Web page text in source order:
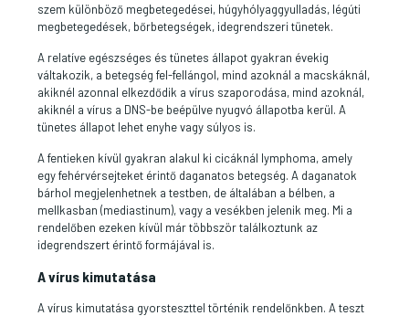
szem különböző megbetegedései, húgyhólyaggyulladás, légúti
megbetegedések, bőrbetegségek, idegrendszeri tünetek.
A relatíve egészséges és tünetes állapot gyakran évekig
váltakozik, a betegség fel-fellángol, mind azoknál a macskáknál,
akiknél azonnal elkezdődik a vírus szaporodása, mind azoknál,
akiknél a vírus a DNS-be beépülve nyugvó állapotba kerül. A
tünetes állapot lehet enyhe vagy súlyos is.
A fentieken kívül gyakran alakul ki cicáknál lymphoma, amely
egy fehérvérsejteket érintő daganatos betegség. A daganatok
bárhol megjelenhetnek a testben, de általában a bélben, a
mellkasban (mediastinum), vagy a vesékben jelenik meg. Mi a
rendelőben ezeken kívül már többször találkoztunk az
idegrendszert érintő formájával is.
A vírus kimutatása
A vírus kimutatása gyorsteszttel történik rendelőnkben. A teszt